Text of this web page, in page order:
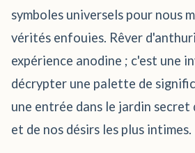
symboles universels pour nous
vérités enfouies. Rêver
expérience anodine ; c'est une
décrypter une palette de
une entrée dans le jardin secret
et de nos désirs les plus intimes.